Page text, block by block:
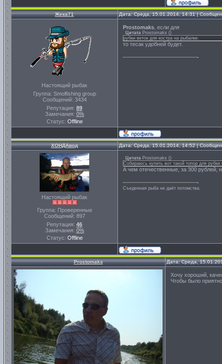
Жека71 Дата: Среда, 15.01.2014, 14:31 |
Настоящий рыбак
Группа: Smolfishing group
Сообщений: 3434
Репутация: 89
Замечания: 0%
Статус: Offline
Prostomaks , если для
Цитата Prostomaks ()
рубки веток для костра на рыбалке.
то тесак удобней будет.
ХОНДАвод Дата: Среда, 15.01.2014, 14:52 |
Настоящий рыбак
Группа: Проверенные
Сообщений: 897
Репутация: 46
Замечания: 0%
Статус: Offline
Цитата Prostomaks ()
Собираюсь купить вот такой топор для рубки
А чем отечественные, за 300 рублей,
Съеденная рыба не даёт потомства.
Prostomaks Дата: Среда,
Хочу хороший,
Чтобы было